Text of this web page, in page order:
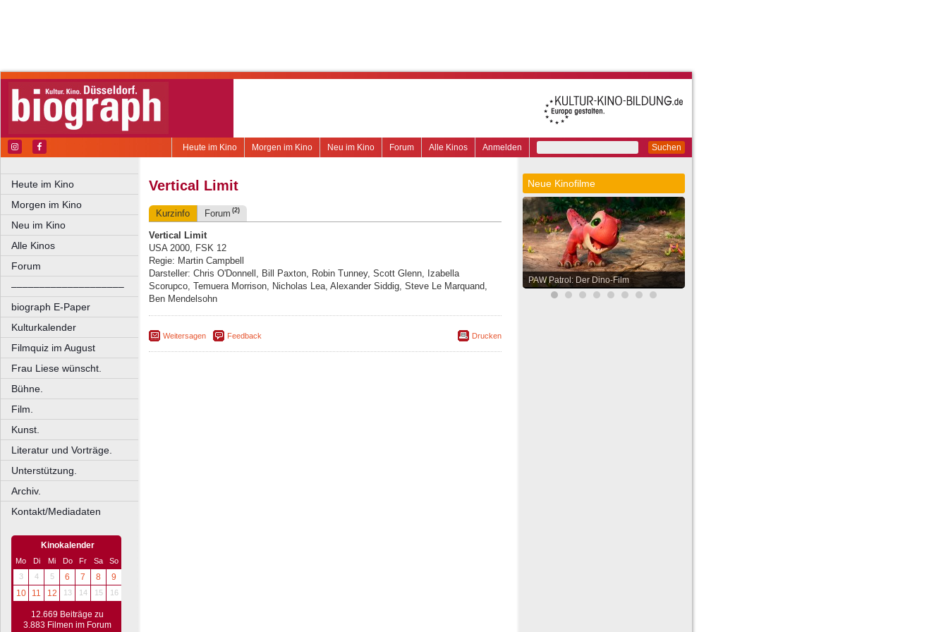
Suchen
Anmelden
Alle Kinos
Forum
Neu im Kino
Morgen im Kino
Heute im Kino
Heute im Kino
Morgen im Kino
Neu im Kino
Alle Kinos
Forum
––––––––––––––––––––
biograph E-Paper
Kulturkalender
Filmquiz im August
Frau Liese wünscht.
Bühne.
Film.
Kunst.
Literatur und Vorträge.
Unterstützung.
Archiv.
Kontakt/Mediadaten
Kinokalender
Mo Di Mi Do Fr Sa
So
3
4 5 6 7 8
9
10
11 12 13 14 15 16
12.669 Beiträge zu
3.883 Filmen im Forum
Vertical Limit
Kurzinfo Forum (2)
Vertical Limit
USA 2000, FSK 12
Regie: Martin Campbell
Darsteller: Chris O'Donnell, Bill Paxton, Robin Tunney, Scott Glenn, Izabella
Scorupco, Temuera Morrison, Nicholas Lea, Alexander Siddig, Steve Le Marquand,
Ben Mendelsohn
Weitersagen Feedback Drucken
Neue Kinofilme
PAW Patrol: Der Dino-Film